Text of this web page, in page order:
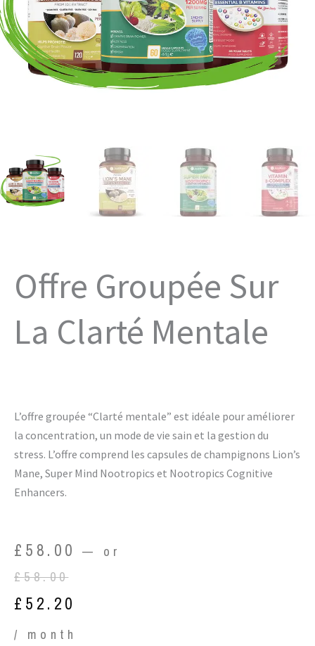
Offre Groupée Sur
La Clarté Mentale
L’offre groupée “Clarté mentale” est idéale pour améliorer
la concentration, un mode de vie sain et la gestion du
stress. L’offre comprend les capsules de champignons Lion’s
Mane, Super Mind Nootropics et Nootropics Cognitive
Enhancers.
£ 58.00 —
or
£58.00
Original
price
was:
£ 52.20
Current
price
is:
/ month